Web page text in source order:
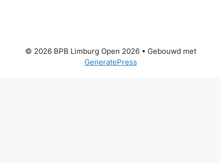
© 2026 BPB Limburg Open 2026• Gebouwd met
GeneratePress